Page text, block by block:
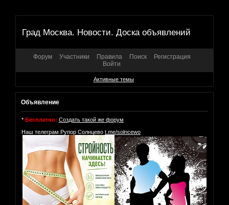
Град Москва. Новости. Доска объявлений
Форум Участники Правила Поиск
Регистрация
Войти
Активные темы
Объявление
* Бесплатно: Создать такой же форум
Наш телеграм Рупор Солнцево t.me/solncewo